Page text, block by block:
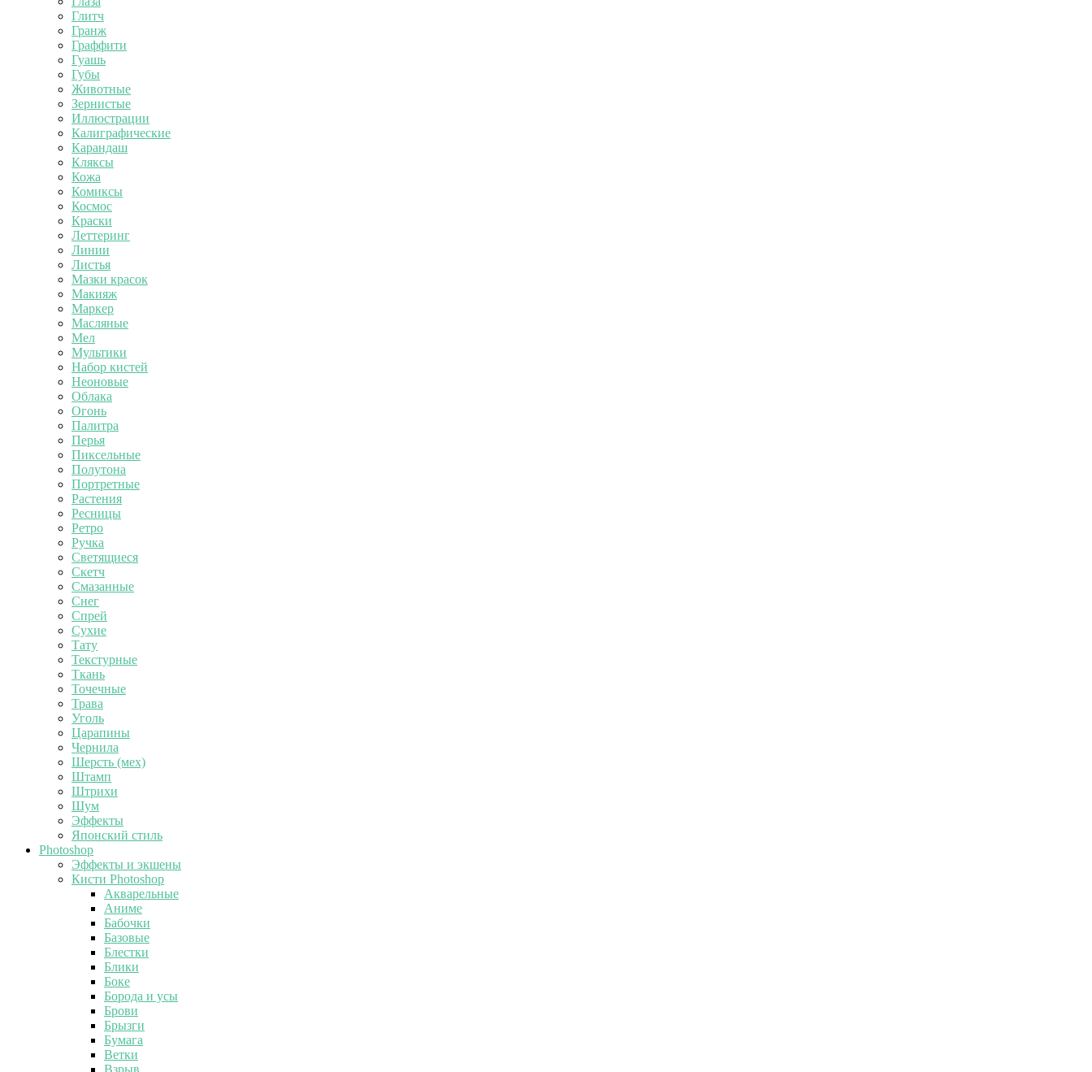
Глитч
Гранж
Граффити
Гуашь
Губы
Животные
Зернистые
Иллюстрации
Калиграфические
Карандаш
Кляксы
Кожа
Комиксы
Космос
Краски
Леттеринг
Линии
Листья
Мазки красок
Макияж
Маркер
Масляные
Мел
Мультики
Набор кистей
Неоновые
Облака
Огонь
Палитра
Перья
Пиксельные
Полутона
Портретные
Растения
Ресницы
Ретро
Ручка
Светящиеся
Скетч
Смазанные
Снег
Спрей
Сухие
Тату
Текстурные
Ткань
Точечные
Трава
Уголь
Царапины
Чернила
Шерсть (мех)
Штамп
Штрихи
Шум
Эффекты
Японский стиль
Photoshop
Эффекты и экшены
Кисти Photoshop
Акварельные
Аниме
Бабочки
Базовые
Блестки
Блики
Боке
Борода и усы
Брови
Брызги
Бумага
Ветки
Взрыв